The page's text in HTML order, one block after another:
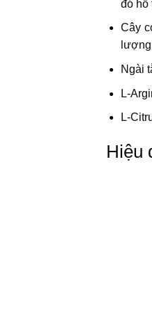
đó hỗ
Cây
Ngài
L-
L-
Hiệu